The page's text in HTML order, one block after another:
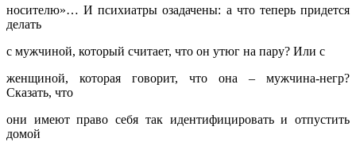
носителю»… И психиатры озадачены: а что теперь придется
делать
с мужчиной, который считает, что он утюг на пару? Или с
женщиной, которая говорит, что она – мужчина-негр?
Сказать, что
они имеют право себя так идентифицировать и отпустить
домой